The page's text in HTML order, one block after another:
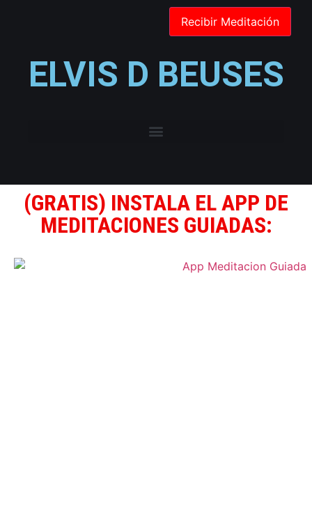
ELVIS D BEUSES
(GRATIS) INSTALA EL APP DE
MEDITACIONES GUIADAS: